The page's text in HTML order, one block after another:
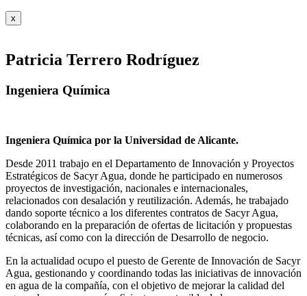
x
Patricia Terrero Rodríguez
Ingeniera Química
Ingeniera Química por la Universidad de Alicante.
Desde 2011 trabajo en el Departamento de Innovación y Proyectos
Estratégicos de Sacyr Agua, donde he participado en numerosos
proyectos de investigación, nacionales e internacionales,
relacionados con desalación y reutilización. Además, he trabajado
dando soporte técnico a los diferentes contratos de Sacyr Agua,
colaborando en la preparación de ofertas de licitación y propuestas
técnicas, así como con la dirección de Desarrollo de negocio.
En la actualidad ocupo el puesto de Gerente de Innovación de Sacyr
Agua, gestionando y coordinando todas las iniciativas de innovación
en agua de la compañía, con el objetivo de mejorar la calidad del